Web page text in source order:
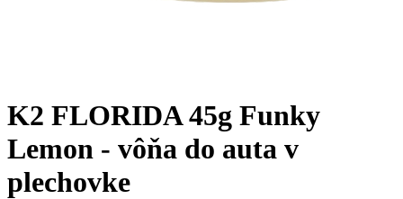
K2 FLORIDA 45g Funky
Lemon - vôňa do auta v
plechovke